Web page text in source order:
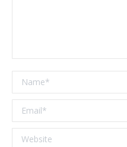
Name *
Email *
Website